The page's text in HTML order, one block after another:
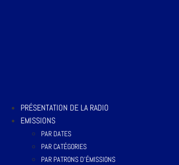
PRÉSENTATION DE LA RADIO
EMISSIONS
PAR DATES
PAR CATÉGORIES
PAR PATRONS D’ÉMISSIONS